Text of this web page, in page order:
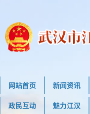
网站首页 新闻资讯
政民互动 魅力江汉